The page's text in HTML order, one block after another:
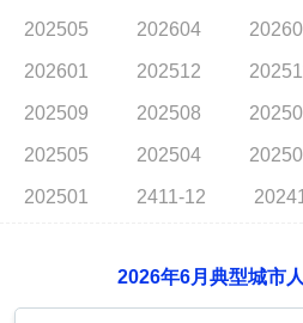
202505
202604
202601 202512
202509 202508
202505 202504
202501 2411-12
2026年6月典型城市